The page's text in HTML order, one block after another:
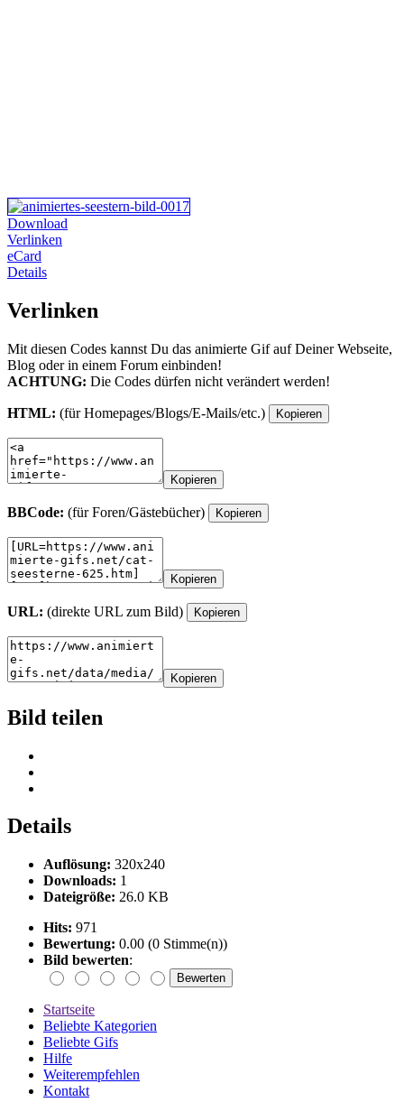
Download
Verlinken
eCard
Details
Verlinken
Mit diesen Codes kannst Du das animierte Gif auf Deiner Webseite,
Blog oder in einem Forum einbinden!
ACHTUNG: Die Codes dürfen nicht verändert werden!
HTML: (für Homepages/Blogs/E-Mails/etc.) Kopieren
Kopieren
BBCode: (für Foren/Gästebücher) Kopieren
Kopieren
URL: (direkte URL zum Bild) Kopieren
Kopieren
Bild teilen
Details
Auflösung: 320x240
Downloads: 1
Dateigröße: 26.0 KB
Hits: 971
Bewertung: 0.00 (0 Stimme(n))
Bild bewerten:
Startseite
Beliebte Kategorien
Beliebte Gifs
Hilfe
Weiterempfehlen
Kontakt